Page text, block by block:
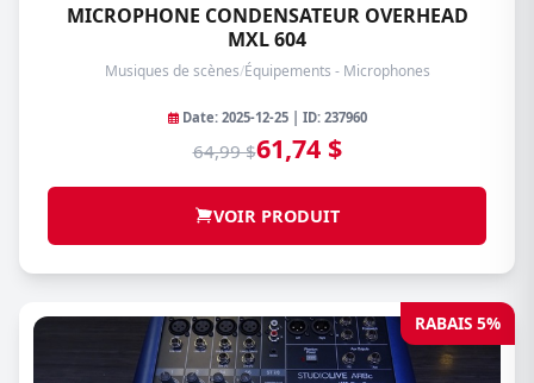
MICROPHONE CONDENSATEUR OVERHEAD
MXL 604
Musiques de scènes/Équipements - Microphones
Date: 2025-12-25 | ID: 237960
64,99 $61,74 $
VOIR PRODUIT
RABAIS 5%